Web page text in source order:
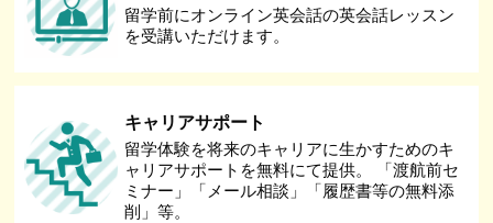
留学前にオンライン英会話の英会話レッスン
を受講いただけます。
キャリアサポート
留学体験を将来のキャリアに生かすためのキ
ャリアサポートを無料にて提供。 「渡航前セ
ミナー」「メール相談」「履歴書等の無料添
削」等。